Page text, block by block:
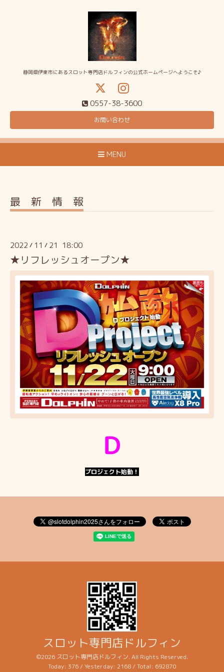
静岡県伊東市にあるスロット専門店ドルフィンの公式ホームページへようこそ♪
0557-38-3600
お問い合わせ
MENU
最 新 情 報
2022 / 11 / 21 18:00
★リフレッシュオープン★
Ｄ
プロジェクト始動！
スロット専門店ドルフィン
©2026 スロット専門店ドルフィン. All Rights Reserved.
Today: 376/ Yesterday: 2168/ Total: 692870